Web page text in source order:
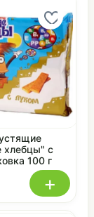
хлебцы" с
100 г
+